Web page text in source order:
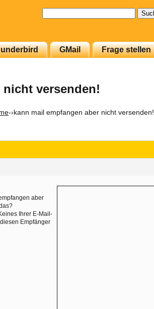
GMail Frage stellen
versenden!
-›kann mail empfangen aber nicht versenden!
aber
Ihrer E-Mail-
Empfänger